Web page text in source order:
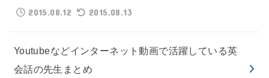
2015.08.12
2015.08.13
Youtubeなどインターネット動画で活躍している英
会話の先生まとめ